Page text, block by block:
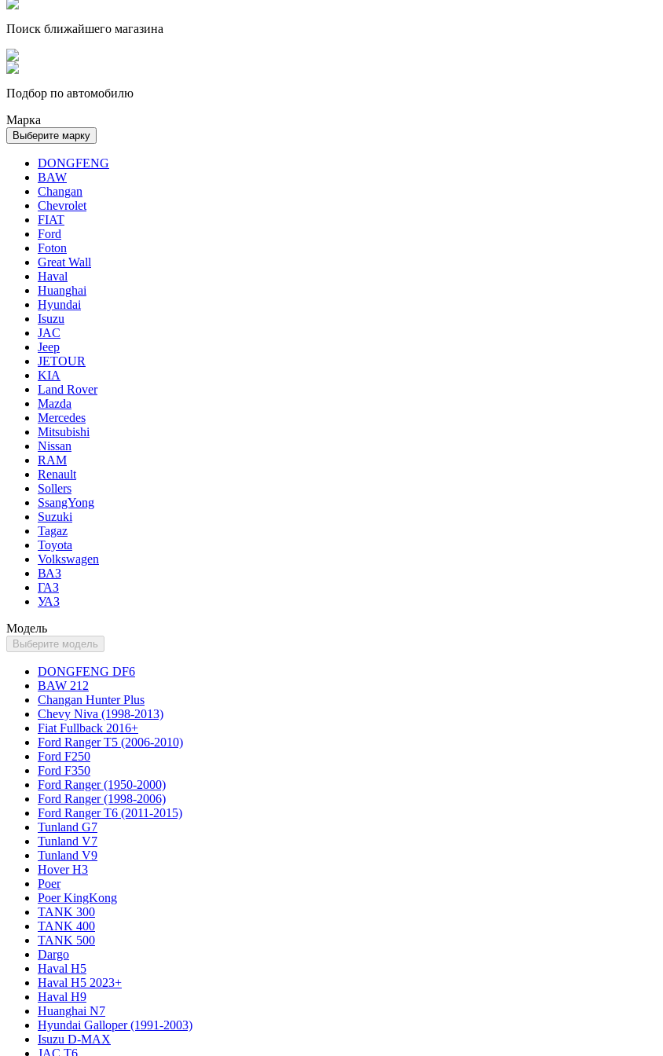
Поиск ближайшего магазина
Подбор по автомобилю
Марка
Выберите марку
DONGFENG
BAW
Changan
Chevrolet
FIAT
Ford
Foton
Great Wall
Haval
Huanghai
Hyundai
Isuzu
JAC
Jeep
JETOUR
KIA
Land Rover
Mazda
Mercedes
Mitsubishi
Nissan
RAM
Renault
Sollers
SsangYong
Suzuki
Tagaz
Toyota
Volkswagen
ВАЗ
ГАЗ
УАЗ
Модель
Выберите модель
DONGFENG DF6
BAW 212
Changan Hunter Plus
Chevy Niva (1998-2013)
Fiat Fullback 2016+
Ford Ranger T5 (2006-2010)
Ford F250
Ford F350
Ford Ranger (1950-2000)
Ford Ranger (1998-2006)
Ford Ranger T6 (2011-2015)
Tunland G7
Tunland V7
Tunland V9
Hover H3
Poer
Poer KingKong
TANK 300
TANK 400
TANK 500
Dargo
Haval H5
Haval H5 2023+
Haval H9
Huanghai N7
Hyundai Galloper (1991-2003)
Isuzu D-MAX
JAC T6